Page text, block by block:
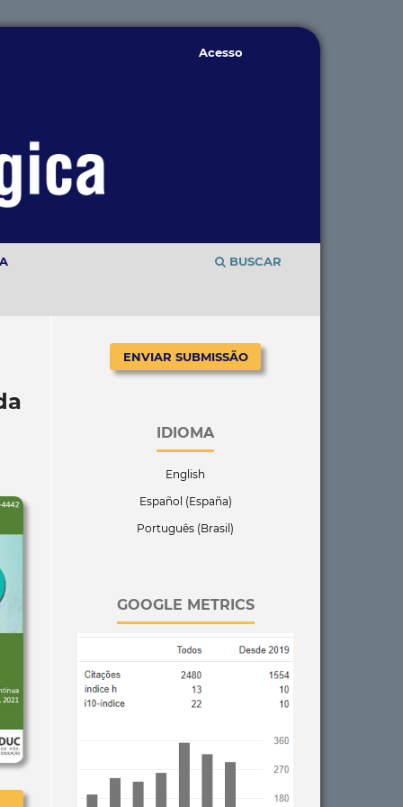
BUSCAR
Acesso
ENVIAR SUBMISSÃO
IDIOMA
English
Español (España)
Português (Brasil)
GOOGLE METRICS